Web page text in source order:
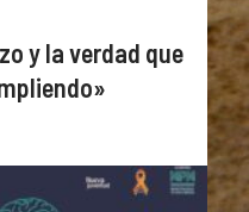
y la verdad que